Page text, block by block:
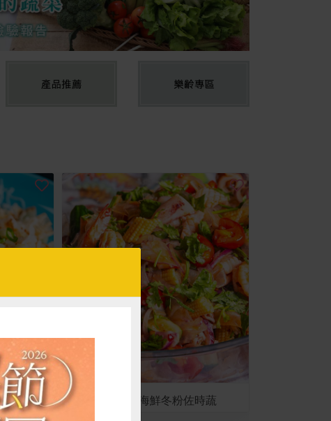
涼拌泰式海鮮冬粉佐時蔬